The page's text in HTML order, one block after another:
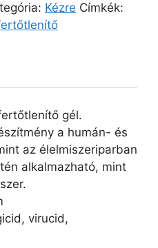
Kézre Címkék:
gél.
a humán- és
az élelmiszeriparban
alkalmazható, mint
virucid,